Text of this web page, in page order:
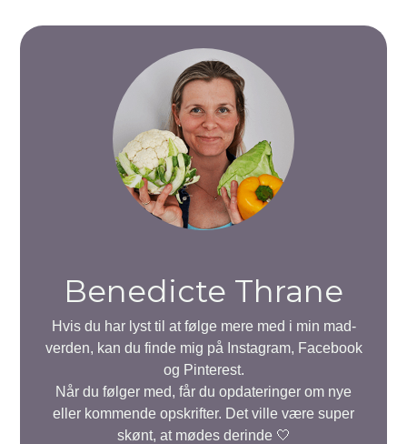
Benedicte Thrane
Hvis du har lyst til at følge mere med i min mad-
verden, kan du finde mig på Instagram, Facebook
og Pinterest.
Når du følger med, får du opdateringer om nye
eller kommende opskrifter. Det ville være super
skønt, at mødes derinde 🤍